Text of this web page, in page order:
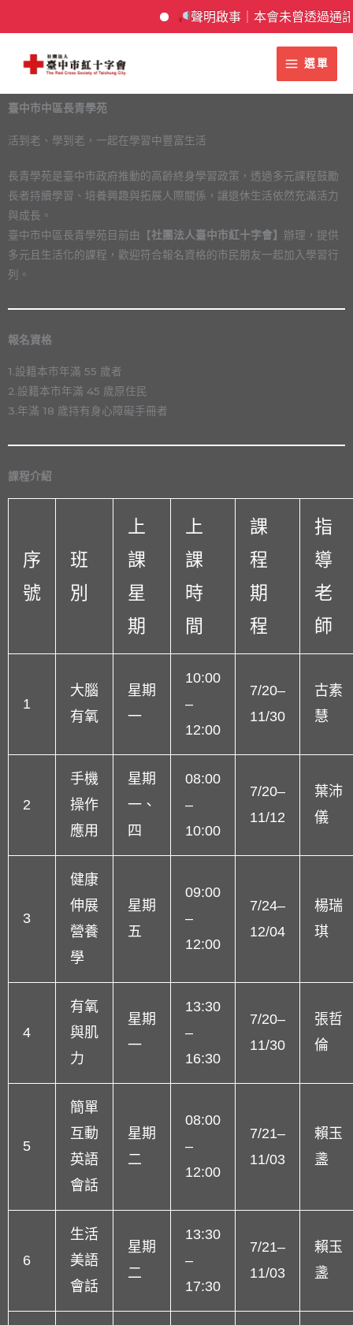
聲明啟事｜本會未曾透過通訊軟
容
選單
臺中市中區長青學苑
活到老、學到老，一起在學習中豐富生活
長青學苑是臺中市政府推動的高齡終身學習政策，透過多元課程鼓勵
長者持續學習、培養興趣與拓展人際關係，讓退休生活依然充滿活力
與成長。
臺中市中區長青學苑目前由【社團法人臺中市紅十字會】 辦理，提供
多元且生活化的課程，歡迎符合報名資格的市民朋友一起加入學習行
列。
報名資格
1.設籍本市年滿 55 歲者
2.設籍本市年滿 45 歲原住民
3.年滿 18 歲持有身心障礙手冊者
課程介紹
序
號
班
別
上
課
星
期
上
課
時
間
課
程
期
程
指
導
老
師
1
大腦
有氧
星期
一
10:00
–
12:00
7/20–
11/30
古素
慧
2
手機
操作
應用
星期
一、
四
08:00
–
10:00
7/20–
11/12
葉沛
儀
3
健康
伸展
營養
學
星期
五
09:00
–
12:00
7/24–
12/04
楊瑞
琪
4
有氧
與肌
力
星期
一
13:30
–
16:30
7/20–
11/30
張哲
倫
5
簡單
互動
英語
會話
星期
二
08:00
–
12:00
7/21–
11/03
賴玉
盞
6
生活
美語
會話
星期
二
13:30
–
17:30
7/21–
11/03
賴玉
盞